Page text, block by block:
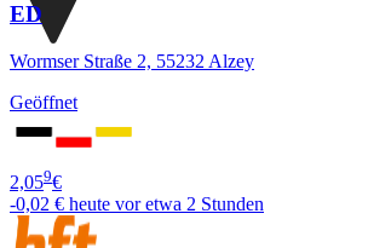
ED
Wormser Straße 2, 55232 Alzey
Geöffnet
2,059€
-0,02 € heute vor etwa 2 Stunden